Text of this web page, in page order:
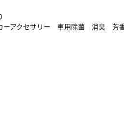
アクセサリー 車用除菌 消臭 芳